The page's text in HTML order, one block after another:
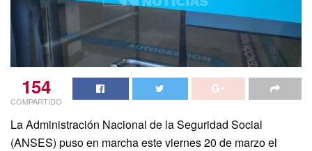
154
COMPARTIDO
La Administración Nacional de la Seguridad Social
(ANSES) puso en marcha este viernes 20 de marzo el